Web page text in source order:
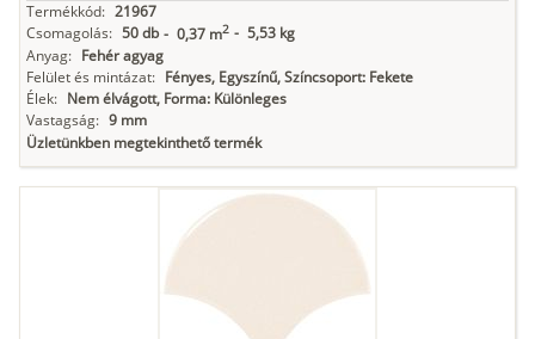
Termékkód: 21967
Csomagolás: 50 db - 0,37 m2 - 5,53 kg
Anyag: Fehér agyag
Felület és mintázat: Fényes, Egyszínű, Színcsoport: Fekete
Élek: Nem élvágott, Forma: Különleges
Vastagság: 9 mm
Üzletünkben megtekinthető termék